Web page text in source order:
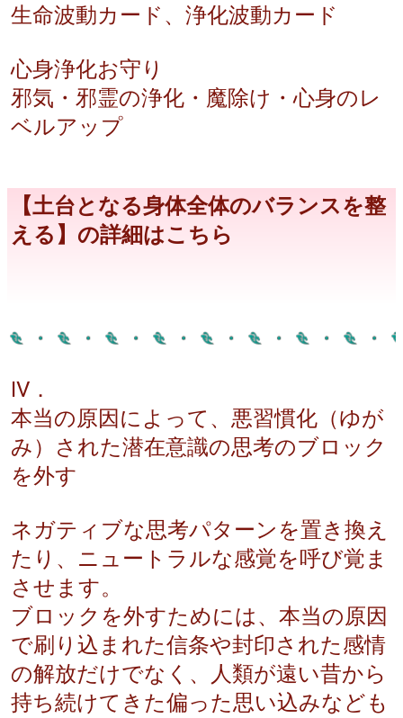
生命波動カード、浄化波動カード
心身浄化お守り
邪気・邪霊の浄化・魔除け・心身のレ
ベルアップ
【土台となる身体全体のバランスを整
える】の詳細はこちら
Ⅳ．
本当の原因によって、悪習慣化（ゆが
み）された潜在意識の思考のブロック
を外す
ネガティブな思考パターンを置き換え
たり、ニュートラルな感覚を呼び覚ま
させます。
ブロックを外すためには、本当の原因
で刷り込まれた信条や封印された感情
の解放だけでなく、人類が遠い昔から
持ち続けてきた偏った思い込みなども